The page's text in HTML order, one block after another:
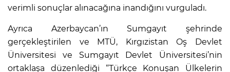
verimli sonuçlar alınacağına inandığını vurguladı.
Ayrıca Azerbaycan’ın Sumgayıt şehrinde
gerçekleştirilen ve MTÜ, Kırgızistan Oş Devlet
Üniversitesi ve Sumgayıt Devlet Üniversitesi’nin
ortaklaşa düzenlediği “Türkçe Konuşan Ülkelerin